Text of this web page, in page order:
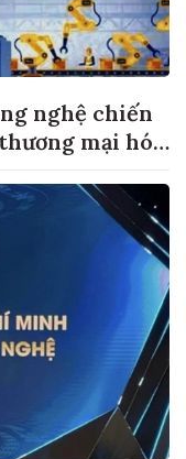
nghệ chiến
mại hóa